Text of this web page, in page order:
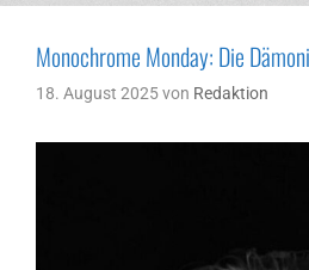
Monochrome Monday: Die
18. August 2025von Redaktion